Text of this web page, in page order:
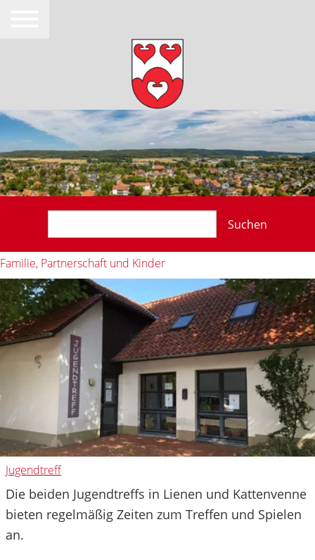
Suchen
Familie, Partnerschaft und Kinder
Jugendtreff
Die beiden Jugendtreffs in Lienen und Kattenvenne
bieten regelmäßig Zeiten zum Treffen und Spielen
an.